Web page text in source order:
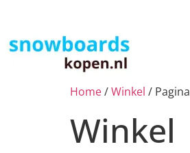
Home/Winkel /
Winkel